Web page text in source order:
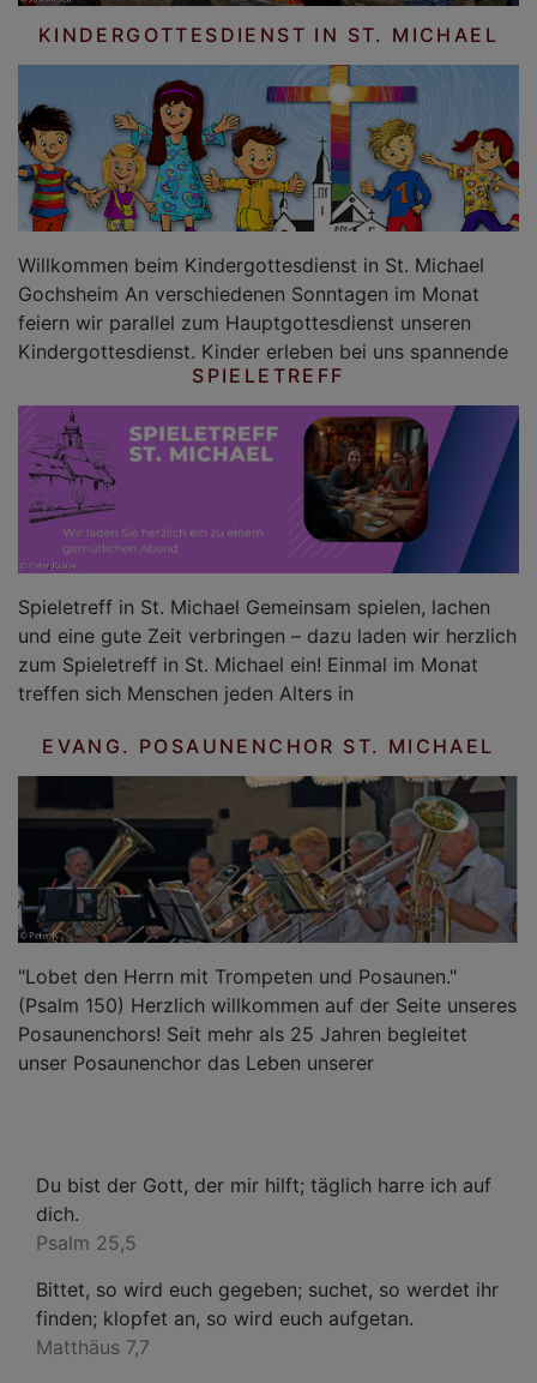
KINDERGOTTESDIENST IN ST. MICHAEL
Willkommen beim Kindergottesdienst in St. Michael
Gochsheim An verschiedenen Sonntagen im Monat
feiern wir parallel zum Hauptgottesdienst unseren
Kindergottesdienst. Kinder erleben bei uns spannende
SPIELETREFF
Spieletreff in St. Michael Gemeinsam spielen, lachen
und eine gute Zeit verbringen – dazu laden wir herzlich
zum Spieletreff in St. Michael ein! Einmal im Monat
treffen sich Menschen jeden Alters in
EVANG. POSAUNENCHOR ST. MICHAEL
"Lobet den Herrn mit Trompeten und Posaunen."
(Psalm 150) Herzlich willkommen auf der Seite unseres
Posaunenchors! Seit mehr als 25 Jahren begleitet
unser Posaunenchor das Leben unserer
Du bist der Gott, der mir hilft; täglich harre ich auf
dich.
Psalm 25,5
Bittet, so wird euch gegeben; suchet, so werdet ihr
finden; klopfet an, so wird euch aufgetan.
Matthäus 7,7